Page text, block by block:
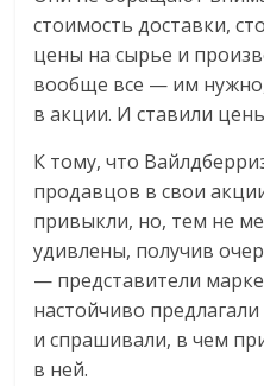
стоимость доставки,
цены на сырье и
вообще все — им
в акции. И ставили
К тому, что
продавцов в свои
привыкли, но, тем не
удивлены, получив
— представители
настойчиво
и спрашивали, в чем
в ней.